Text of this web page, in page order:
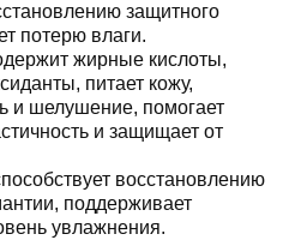
защитного
потерю влаги.
жирные кислоты,
питает кожу,
и шелушение, помогает
и защищает от
восстановлению
поддерживает
увлажнения.